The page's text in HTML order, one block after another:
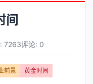
间
7263评论: 0
前景 黄金时间